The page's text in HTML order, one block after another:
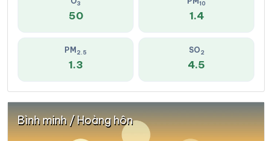
3
50
10
1.4
PM 2.5
1.3
SO2
4.5
Bình minh / Hoàng hôn